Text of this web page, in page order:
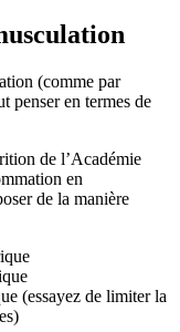
(comme par
penser en termes de
de l’Académie
en
de la manière
(essayez de limiter la